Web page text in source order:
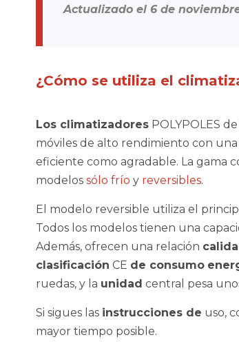
Actualizado el 6 de
¿Cómo se utiliza el
Los climatizadores POLYPOLES
móviles de alto rendimiento con
eficiente como agradable. La gama
modelos sólo frío y reversibles.
El modelo reversible utiliza el
Todos los modelos tienen una
Además, ofrecen una relación
clasificación CE de consumo
ruedas, y la unidad central pesa
Si sigues las instrucciones de uso,
mayor tiempo posible.